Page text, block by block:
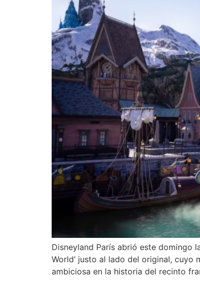
Disneyland París abrió este domingo
World’ justo al lado del original, cuyo
ambiciosa en la historia del recinto